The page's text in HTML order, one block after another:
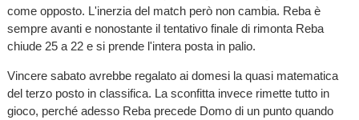
come opposto. L'inerzia del match però non cambia. Reba è
sempre avanti e nonostante il tentativo finale di rimonta Reba
chiude 25 a 22 e si prende l'intera posta in palio.
Vincere sabato avrebbe regalato ai domesi la quasi matematica
del terzo posto in classifica. La sconfitta invece rimette tutto in
gioco, perché adesso Reba precede Domo di un punto quando